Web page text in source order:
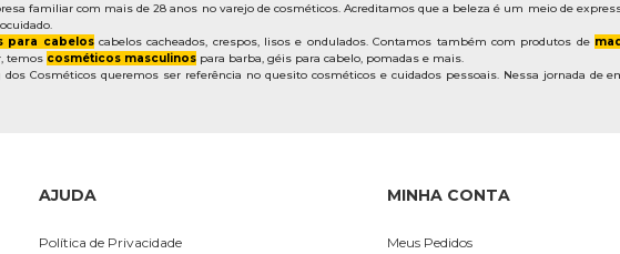
familiar com mais de 28 anos no varejo de cosméticos. Acreditamos que a beleza é um meio de
para cabeloscabelos cacheados, crespos, lisos e ondulados. Contamos também com produtos de
temos cosméticos masculinospara barba, géis para cabelo, pomadas e mais.
dos Cosméticos queremos ser referência no quesito cosméticos e cuidados pessoais. Nessa jornada de
AJUDA
Política de Privacidade
MINHA CONTA
Meus Pedidos